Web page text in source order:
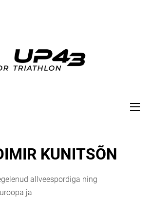
KUNITSÕN
allveespordiga ning
ja